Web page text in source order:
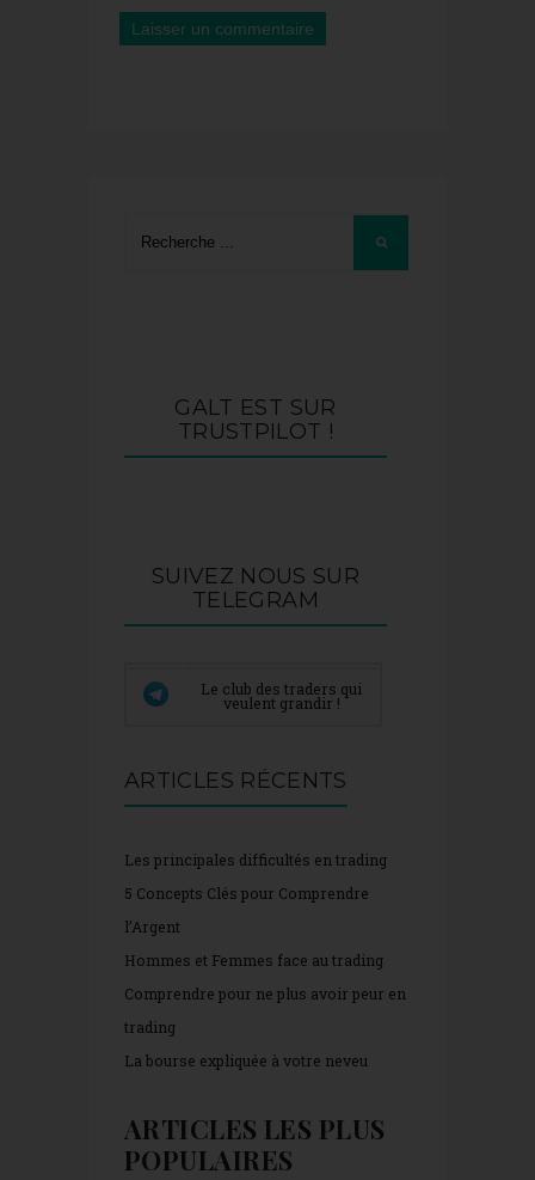
GALT EST SUR
TRUSTPILOT !
SUIVEZ NOUS SUR
TELEGRAM
Le club des traders qui
veulent grandir !
ARTICLES RÉCENTS
Les principales difficultés en trading
5 Concepts Clés pour Comprendre
l’Argent
Hommes et Femmes face au trading
Comprendre pour ne plus avoir peur en
trading
La bourse expliquée à votre neveu
ARTICLES LES PLUS
POPULAIRES